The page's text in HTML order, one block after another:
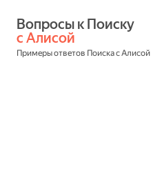
с Алисой
Примеры ответов Поиска с Алисой